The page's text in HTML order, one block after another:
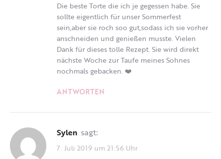
Die beste Torte die ich je gegessen habe. Sie
sollte eigentlich für unser Sommerfest
sein,aber sie roch soo gut,sodass ich sie vorher
anschneiden und genießen musste. Vielen
Dank für dieses tolle Rezept. Sie wird direkt
nächste Woche zur Taufe meines Sohnes
nochmals gebacken. ❤️
ANTWORTEN
Sylen sagt:
7. Juli 2019 um 21:56 Uhr